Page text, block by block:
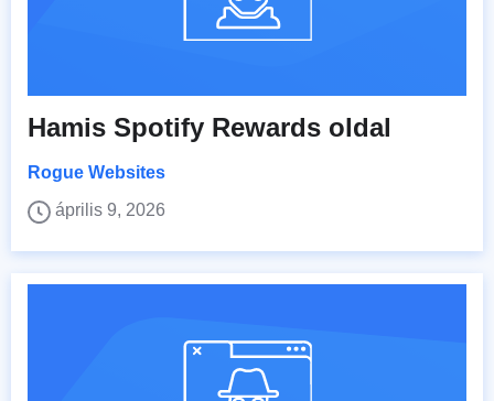
Hamis Spotify Rewards oldal
Rogue Websites
április 9, 2026